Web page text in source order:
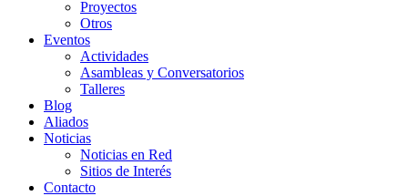
Proyectos
Otros
Eventos
Actividades
Asambleas y Conversatorios
Talleres
Blog
Aliados
Noticias
Noticias en Red
Sitios de Interés
Contacto